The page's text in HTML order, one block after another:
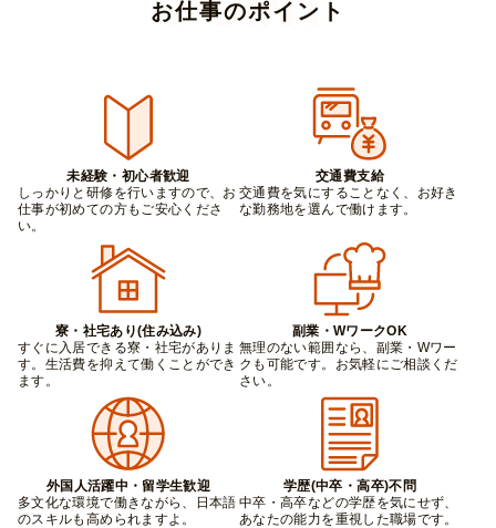
お仕事のポイント
未経験・初心者歓迎
しっかりと研修を行いますので、お
仕事が初めての方もご安心くださ
い。
交通費支給
交通費を気にすることなく、お好き
な勤務地を選んで働けます。
寮・社宅あり(住み込み)
すぐに入居できる寮・社宅がありま
す。生活費を抑えて働くことができ
ます。
副業・WワークOK
無理のない範囲なら、副業・Wワー
クも可能です。お気軽にご相談くだ
さい。
外国人活躍中・留学生歓迎
多文化な環境で働きながら、日本語
のスキルも高められますよ。
学歴(中卒・高卒)不問
中卒・高卒などの学歴を気にせず、
あなたの能力を重視した職場です。